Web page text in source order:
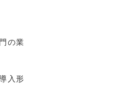
の業
入形